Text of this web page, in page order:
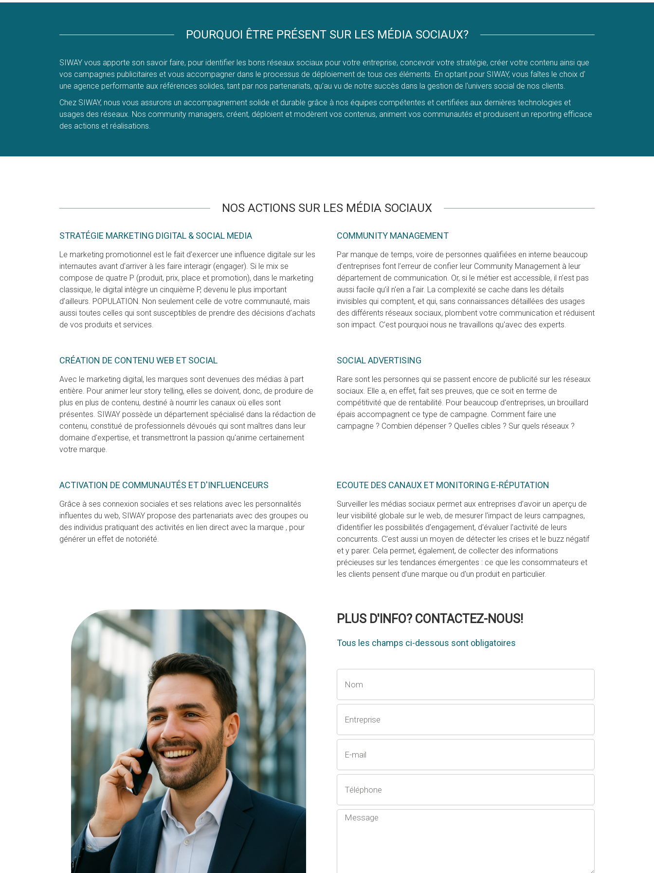
POURQUOI ÊTRE PRÉSENT SUR LES MÉDIA SOCIAUX?
SIWAY vous apporte son savoir faire, pour identifier les bons réseaux sociaux pour votre entreprise, concevoir votre stratégie, créer votre contenu ainsi que
vos campagnes publicitaires et vous accompagner dans le processus de déploiement de tous ces éléments. En optant pour SIWAY, vous faîtes le choix d'
une agence performante aux références solides, tant par nos partenariats, qu’au vu de notre succès dans la gestion de l'univers social de nos clients.
Chez SIWAY, nous vous assurons un accompagnement solide et durable grâce à nos équipes compétentes et certifiées aux dernières technologies et
usages des réseaux. Nos community managers, créent, déploient et modèrent vos contenus, animent vos communautés et produisent un reporting efficace
des actions et réalisations.
NOS ACTIONS SUR LES MÉDIA SOCIAUX
STRATÉGIE MARKETING DIGITAL & SOCIAL MEDIA
Le marketing promotionnel est le fait d'exercer une influence digitale sur les
internautes avant d'arriver à les faire interagir (engager). Si le mix se
compose de quatre P (produit, prix, place et promotion), dans le marketing
classique, le digital intègre un cinquième P, devenu le plus important
d’ailleurs. POPULATION. Non seulement celle de votre communauté, mais
aussi toutes celles qui sont susceptibles de prendre des décisions d’achats
de vos produits et services.
COMMUNITY MANAGEMENT
Par manque de temps, voire de personnes qualifiées en interne beaucoup
d’entreprises font l’erreur de confier leur Community Management à leur
département de communication. Or, si le métier est accessible, il n’est pas
aussi facile qu’il n'en a l’air. La complexité se cache dans les détails
invisibles qui comptent, et qui, sans connaissances détaillées des usages
des différents réseaux sociaux, plombent votre communication et réduisent
son impact. C'est pourquoi nous ne travaillons qu'avec des experts.
CRÉATION DE CONTENU WEB ET SOCIAL
Avec le marketing digital, les marques sont devenues des médias à part
entière. Pour animer leur story telling, elles se doivent, donc, de produire de
plus en plus de contenu, destiné à nourrir les canaux où elles sont
présentes. SIWAY possède un département spécialisé dans la rédaction de
contenu, constitué de professionnels dévoués qui sont maîtres dans leur
domaine d'expertise, et transmettront la passion qu'anime certainement
votre marque.
SOCIAL ADVERTISING
Rare sont les personnes qui se passent encore de publicité sur les réseaux
sociaux. Elle a, en effet, fait ses preuves, que ce soit en terme de
compétitivité que de rentabilité. Pour beaucoup d'entreprises, un brouillard
épais accompagnent ce type de campagne. Comment faire une
campagne ? Combien dépenser ? Quelles cibles ? Sur quels réseaux ?
ACTIVATION DE COMMUNAUTÉS ET D'INFLUENCEURS
Grâce à ses connexion sociales et ses relations avec les personnalités
influentes du web, SIWAY propose des partenariats avec des groupes ou
des individus pratiquant des activités en lien direct avec la marque , pour
générer un effet de notoriété.
ECOUTE DES CANAUX ET MONITORING E-RÉPUTATION
Surveiller les médias sociaux permet aux entreprises d’avoir un aperçu de
leur visibilité globale sur le web, de mesurer l'impact de leurs campagnes,
d’identifier les possibilités d'engagement, d'évaluer l'activité de leurs
concurrents. C’est aussi un moyen de détecter les crises et le buzz négatif
et y parer. Cela permet, également, de collecter des informations
précieuses sur les tendances émergentes : ce que les consommateurs et
les clients pensent d’une marque ou d'un produit en particulier.
PLUS D'INFO? CONTACTEZ-NOUS!
Tous les champs ci-dessous sont obligatoires